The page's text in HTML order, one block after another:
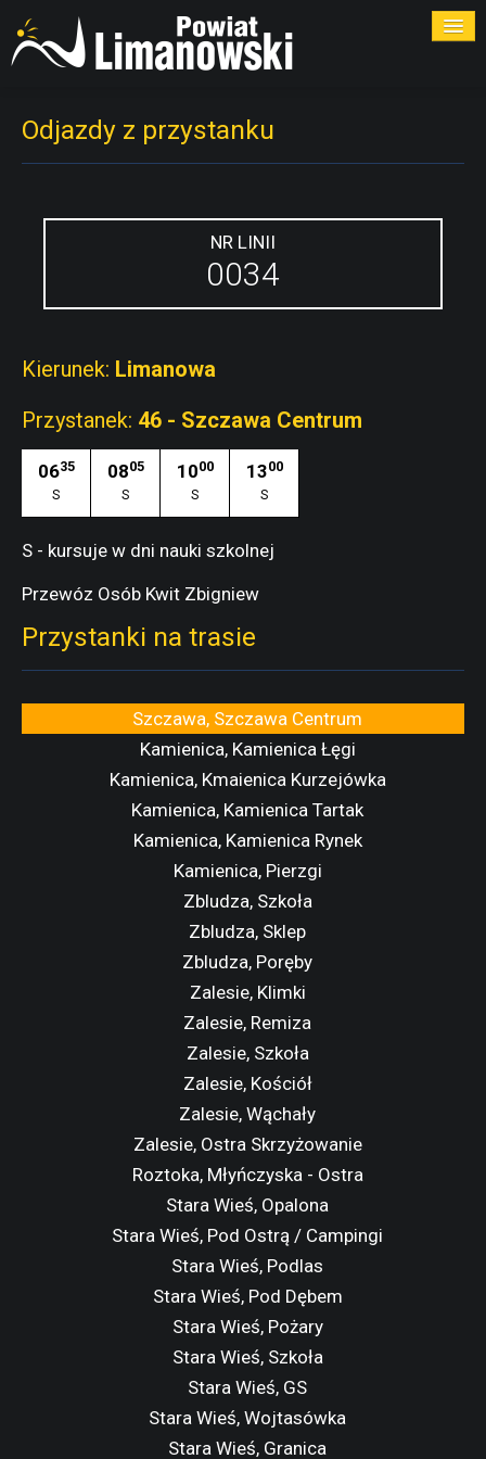
PRZYSTANKI
PRZEWOŹNICY
Odjazdy z przystanku
NR LINII
0034
Kierunek: Limanowa
Przystanek: 46 - Szczawa Centrum
0635
S
0805
S
1000
S
1300
S
S - kursuje w dni nauki szkolnej
Przewóz Osób Kwit Zbigniew
Przystanki na trasie
Szczawa, Szczawa Centrum
Kamienica, Kamienica Łęgi
Kamienica, Kmaienica Kurzejówka
Kamienica, Kamienica Tartak
Kamienica, Kamienica Rynek
Kamienica, Pierzgi
Zbludza, Szkoła
Zbludza, Sklep
Zbludza, Poręby
Zalesie, Klimki
Zalesie, Remiza
Zalesie, Szkoła
Zalesie, Kościół
Zalesie, Wąchały
Zalesie, Ostra Skrzyżowanie
Roztoka, Młyńczyska - Ostra
Stara Wieś, Opalona
Stara Wieś, Pod Ostrą / Campingi
Stara Wieś, Podlas
Stara Wieś, Pod Dębem
Stara Wieś, Pożary
Stara Wieś, Szkoła
Stara Wieś, GS
Stara Wieś, Wojtasówka
Stara Wieś, Granica